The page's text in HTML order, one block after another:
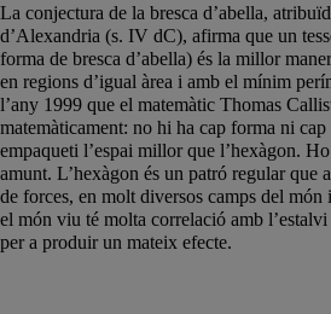
La conjectura de la bresca d’abella,
d’Alexandria (s. IV dC), afirma que un
forma de bresca d’abella) és la millor
en regions d’igual àrea i amb el mínim
l’any 1999 que el matemàtic Thomas
matemàticament: no hi ha cap forma ni
empaqueti l’espai millor que l’hexàgon.
amunt. L’hexàgon és un patró regular que
de forces, en molt diversos camps del
el món viu té molta correlació amb
per a produir un mateix efecte.